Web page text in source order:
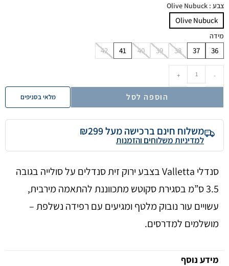
צבע : Olive Nubuck
Olive Nubuck
מידה
36
37
38
39
40
41
42
-
+
הוספה לסל מלאי בסניפים
משלוח חינם ברכישה מעל ₪299
למדיניות משלוחים והזמנות
סנדלי Valletta בצבע ירוק זית סנדלים על סולייה בגובה
3.5 ס”מ בסגירת סקוטש מתכווננת להתאמה מירבית,
עשויים עור נובוק מלטף ומגיעים עם רפידה נשלפת –
מושלמים למדרסים.
מידע נוסף